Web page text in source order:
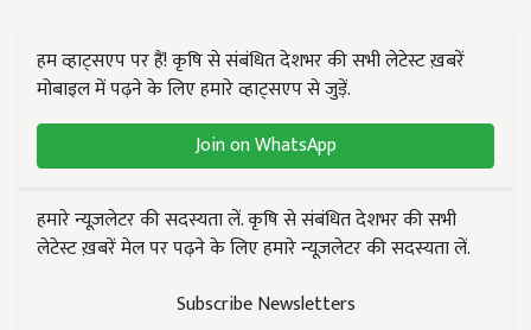
हम व्हाट्सएप पर हैं! कृषि से संबंधित देशभर की सभी लेटेस्ट ख़बरें
मोबाइल में पढ़ने के लिए हमारे व्हाट्सएप से जुड़ें.
Join on WhatsApp
हमारे न्यूज़लेटर की सदस्यता लें. कृषि से संबंधित देशभर की सभी
लेटेस्ट ख़बरें मेल पर पढ़ने के लिए हमारे न्यूज़लेटर की सदस्यता लें.
Subscribe Newsletters